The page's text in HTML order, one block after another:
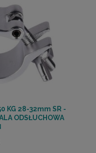
KG 28-32mm SR -
ODSŁUCHOWA